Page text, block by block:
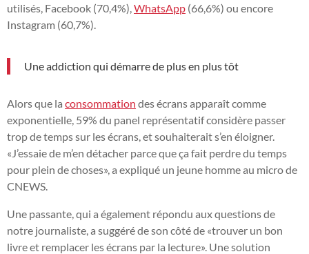
utilisés, Facebook (70,4%), WhatsApp (66,6%) ou encore
Instagram (60,7%).
Une addiction qui démarre de plus en plus tôt
Alors que la consommation des écrans apparaît comme
exponentielle, 59% du panel représentatif considère passer
trop de temps sur les écrans, et souhaiterait s’en éloigner.
«J’essaie de m’en détacher parce que ça fait perdre du temps
pour plein de choses», a expliqué un jeune homme au micro de
CNEWS.
Une passante, qui a également répondu aux questions de
notre journaliste, a suggéré de son côté de «trouver un bon
livre et remplacer les écrans par la lecture». Une solution